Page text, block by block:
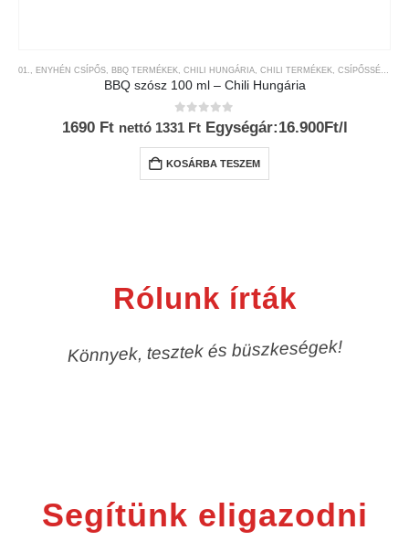
01., ENYHÉN CSÍPŐS BBQ TERMÉKEK CHILI HUNGÁRIA CHILI TERMÉKEK CSÍPŐSSÉGI-SKÁLA
BBQ szósz 100 ml – Chili Hungária
0 az 5-ből
1690 Ft nettó 1331 Ft Egységár:16.900Ft/l
KOSÁRBA TESZEM
Rólunk írták
Könnyek, tesztek és büszkeségek!
Segítünk eligazodni